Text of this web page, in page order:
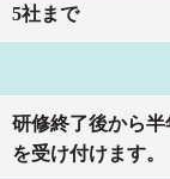
5社まで
研修終了後から
を受け付けます。